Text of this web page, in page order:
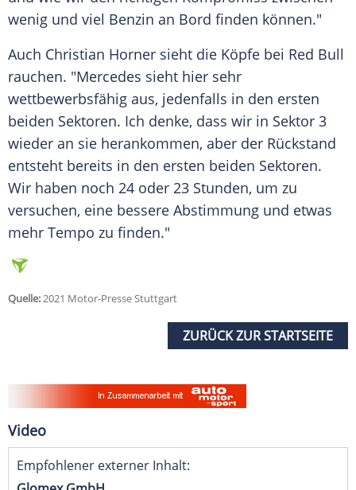
wenig und viel Benzin an Bord finden können."
Auch Christian Horner sieht die Köpfe bei Red Bull
rauchen. "Mercedes sieht hier sehr
wettbewerbsfähig aus, jedenfalls in den ersten
beiden Sektoren. Ich denke, dass wir in Sektor 3
wieder an sie herankommen, aber der Rückstand
entsteht bereits in den ersten beiden Sektoren.
Wir haben noch 24 oder 23 Stunden, um zu
versuchen, eine bessere Abstimmung und etwas
mehr Tempo zu finden."
Quelle:2021 Motor-Presse Stuttgart
ZURÜCK ZUR STARTSEITE
Video
Empfohlener externer Inhalt: